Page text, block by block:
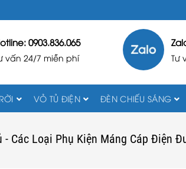
0903.836.065
vấn 24/7 miễn phí Tư
VỎ TỦ ĐIỆN ĐÈN CHIẾU SÁNG
- Các Loại Phụ Kiện Máng Cáp Điện